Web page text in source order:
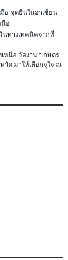
อ-จุดยืนในอาเซียน
นือ
นทางเทคนิคจากที่
หนือ จัดงาน “เกษตร
หวัด มาให้เลือกจุใจ ณ